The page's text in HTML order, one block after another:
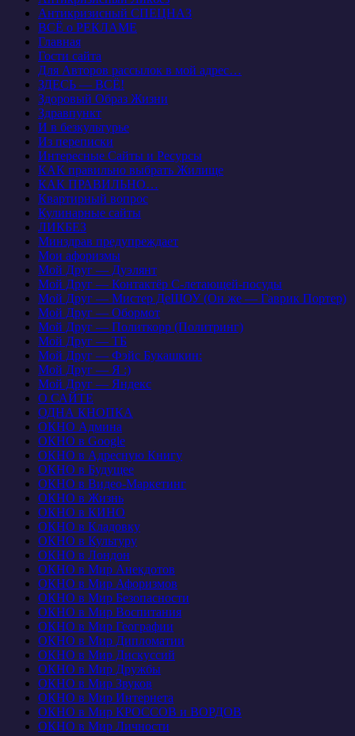
Антикризисный СПЕЦНАЗ
ВСЁ о РЕКЛАМЕ
Главная
Гости сайта
Для Авторов рассылок в мой адрес…
ЗДЕСЬ — ВСЁ!
Здоровый Образ Жизни
Здравпункт
И в безкультурье
Из переписки
Интересные Сайты и Ресурсы
КАК правильно выбрать Жилище
КАК ПРАВИЛЬНО…
Квартирный вопрос
Кулинарные сайты
ЛИКБЕЗ
Минздрав предупреждает
Мои афоризмы
Мой Друг — Дуэлянт
Мой Друг — Контактёр С-летающей-посуды
Мой Друг — Мистер ДеШОУ (Он же — Гаврик Портер)
Мой Друг — Обормот
Мой Друг — Политкорр (Политринг)
Мой Друг — ТБ
Мой Друг — Фэйс Букашкин:
Мой Друг — Я :)
Мой Друг — Яндекс
О САЙТЕ
ОДНА КНОПКА
ОКНО Админа
ОКНО в Google
ОКНО в Адресную Книгу
ОКНО в Будущее
ОКНО в Видео-Маркетинг
ОКНО в Жизнь
ОКНО в КИНО
ОКНО в Кладовку
ОКНО в Культуру
ОКНО в Лондон
ОКНО в Мир Анекдотов
ОКНО в Мир Афоризмов
ОКНО в Мир Безопасности
ОКНО в Мир Воспитания
ОКНО в Мир Географии
ОКНО в Мир Дипломатии
ОКНО в Мир Дискуссий
ОКНО в Мир Дружбы
ОКНО в Мир Звуков
ОКНО в Мир Интернета
ОКНО в Мир КРОССОВ и ВОРДОВ
ОКНО в Мир Личности